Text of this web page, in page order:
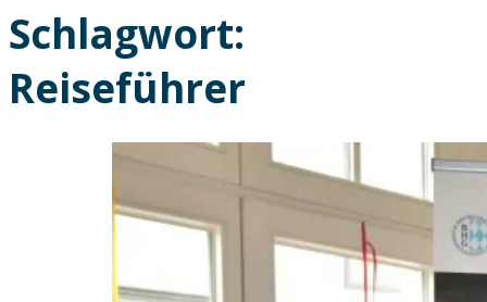
Schlagwort:
Reiseführer